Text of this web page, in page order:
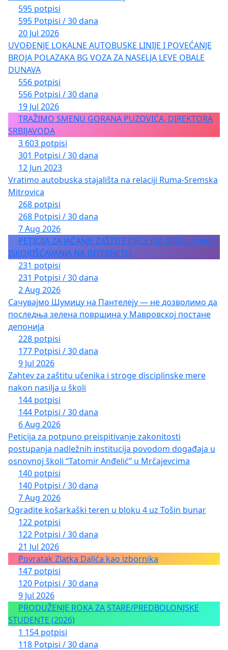
595 potpisi
595 Potpisi / 30 dana
20 Jul 2026
UVOĐENJE LOKALNE AUTOBUSKE LINIJE I POVEĆANJE
BROJA POLAZAKA BG VOZA ZA NASELJA LEVE OBALE
DUNAVA
556 potpisi
556 Potpisi / 30 dana
19 Jul 2026
TRAŽIMO SMENU GORANA PUZOVIĆA, DIREKTORA
SRBIJAVODA
3 603 potpisi
301 Potpisi / 30 dana
12 Jun 2023
Vratimo autobuska stajališta na relaciji Ruma-Sremska
Mitrovica
268 potpisi
268 Potpisi / 30 dana
7 Aug 2026
PETICIJA ZA JAČANJE ZAŠTITE DECE OD SEKSUALNOG
ISKORIŠĆAVANJA NA INTERNETU
231 potpisi
231 Potpisi / 30 dana
2 Aug 2026
Сачувајмо Шумицу на Пантелеју — не дозволимо да
последња зелена површина у Мавровској постане
депонија
228 potpisi
177 Potpisi / 30 dana
9 Jul 2026
Zahtev za zaštitu učenika i stroge disciplinske mere
nakon nasilja u školi
144 potpisi
144 Potpisi / 30 dana
6 Aug 2026
Peticija za potpuno preispitivanje zakonitosti
postupanja nadležnih institucija povodom događaja u
osnovnoj školi “Tatomir Anđelić” u Mrčajevcima
140 potpisi
140 Potpisi / 30 dana
7 Aug 2026
Ogradite košarkaški teren u bloku 4 uz Tošin bunar
122 potpisi
122 Potpisi / 30 dana
21 Jul 2026
Povratak Zlatka Dalića kao izbornika
147 potpisi
120 Potpisi / 30 dana
9 Jul 2026
PRODUŽENJE ROKA ZA STARE/PREDBOLONJSKE
STUDENTE (2026)
1 154 potpisi
118 Potpisi / 30 dana